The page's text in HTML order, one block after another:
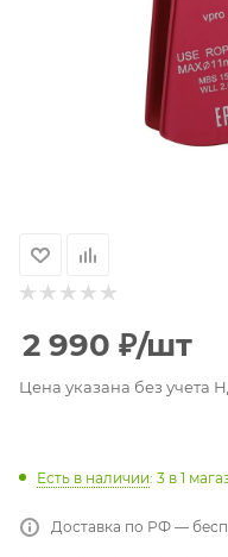
2 990 ₽/шт
Цена указана без учета
Есть в наличии: 3 в 1
Доставка по РФ —